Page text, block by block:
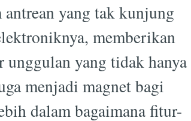
yang tak kunjung
memberikan
yang tidak hanya
menjadi magnet bagi
dalam bagaimana fitur-